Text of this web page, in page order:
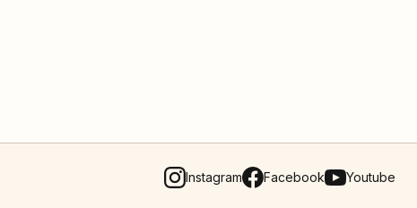
Instagram Facebook Youtube